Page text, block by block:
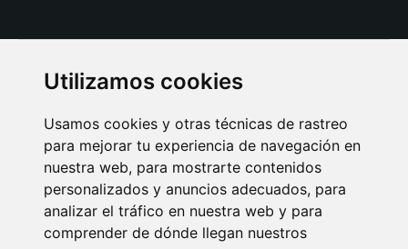
Utilizamos cookies
Usamos cookies y otras técnicas de rastreo
para mejorar tu experiencia de navegación en
nuestra web, para mostrarte contenidos
personalizados y anuncios adecuados, para
analizar el tráfico en nuestra web y para
comprender de dónde llegan nuestros
AVISO LEGAL POLITICA DE COOKIES
POLITICA DE PRIVACIDAD
PUBLICIDAD EN LA REVISTA QUÉ LEER
SORTEO-PREESTRENOS